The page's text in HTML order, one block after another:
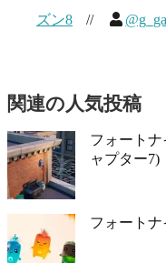
ズン8
//
関連の人気投稿
フォート
ャプター7)
フォート